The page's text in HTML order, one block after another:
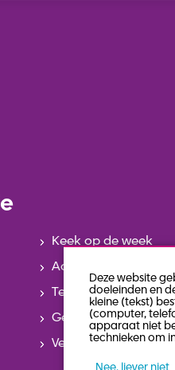
Keek op de week
Actueel
Team
Geschiedenis
Veelgestelde vragen
Deze website
doeleinden en
kleine (tekst)
(computer,
apparaat niet
technieken om